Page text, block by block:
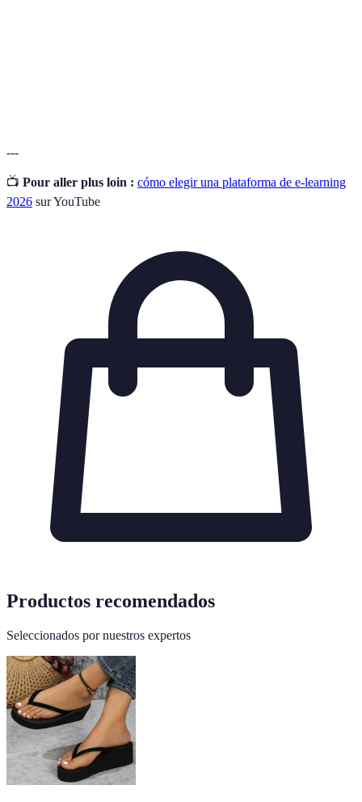
---
📺 Pour aller plus loin : cómo elegir una plataforma de e-learning
2026 sur YouTube
Productos recomendados
Seleccionados por nuestros expertos